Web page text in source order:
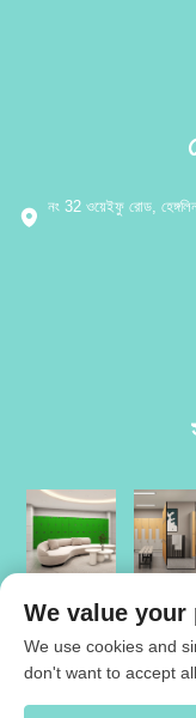
নং 32 ওয়েইফু রোড,
We value your
We use cookies and
don't want to accept